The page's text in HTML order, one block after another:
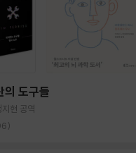
의 도구들
현 공역
)